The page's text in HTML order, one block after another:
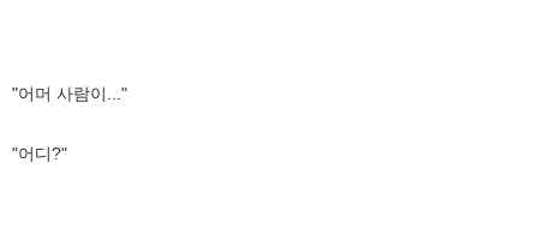
"어머 사람이..."
"어디?"